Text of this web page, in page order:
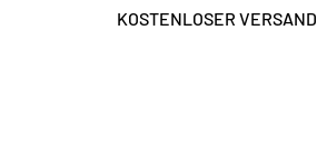
KOSTENLOSER VERSAND